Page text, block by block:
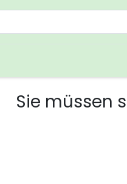
Sie müssen